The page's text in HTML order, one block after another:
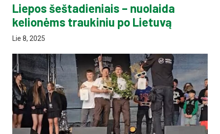
Liepos šeštadieniais – nuolaida
kelionėms traukiniu po Lietuvą
Lie 8, 2025